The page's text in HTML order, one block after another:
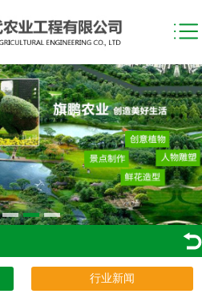
行业新闻